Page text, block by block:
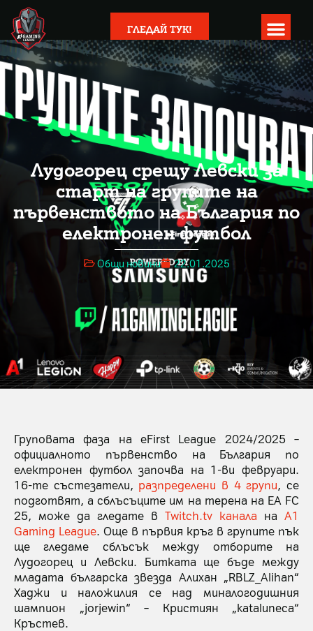
ГЛЕДАЙ ТУК!
Лудогорец срещу Левски за
старт на групите на
първенството на България по
електронен футбол
Общи новини 22.01.2025
Груповата фаза на eFirst League 2024/2025 –
официалното първенство на България по
електронен футбол започва на 1-ви февруари.
16-те състезатели, разпределени в 4 групи, се
подготвят, а сблъсъците им на терена на EA FC
25, може да гледате в Twitch.tv канала на A1
Gaming League. Още в първия кръг в групите пък
ще гледаме сблъсък между отборите на
Лудогорец и Левски. Битката ще бъде между
младата българска звезда Алихан „RBLZ_Alihan“
Хаджи и наложилия се над миналогодишния
шампион „jorjewin“ – Кристиян „kataluneca“
Кръстев.